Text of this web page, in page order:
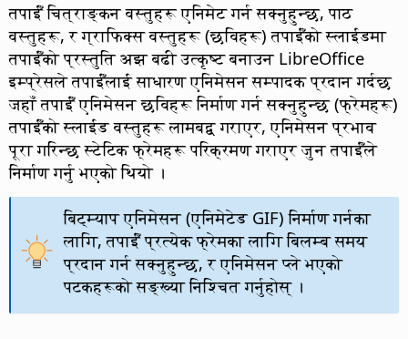
तपाईँ चित्राङ्कन वस्तुहरू एनिमेट गर्न सक्नुहुन्छ, पाठ
वस्तुहरू, र ग्राफिक्स वस्तुहरू (छविहरू) तपाईँको स्लाईडमा
तपाईँको प्रस्तुति अझ बढी उत्कृष्ट बनाउन LibreOffice
इम्प्रेसले तपाईँलाई साधारण एनिमेसन सम्पादक प्रदान गर्दछ
जहाँ तपाईँ एनिमेसन छविहरू निर्माण गर्न सक्नुहुन्छ (फ्रेमहरू)
तपाईँको स्लाईड वस्तुहरू लामबद्व गराएर, एनिमेसन प्रभाव
पूरा गरिन्छ स्टेटिक फ्रेमहरू परिक्रमण गराएर जुन तपाईँले
निर्माण गर्नु भएको थियो ।
बिट्म्याप एनिमेसन (एनिमेटेड GIF) निर्माण गर्नका
लागि, तपाईँ प्रत्येक फ्रेमका लागि बिलम्ब समय
प्रदान गर्न सक्नुहुन्छ, र एनिमेसन प्ले भएको
पटकहरूको सङ्ख्या निश्चित गर्नुहोस् ।